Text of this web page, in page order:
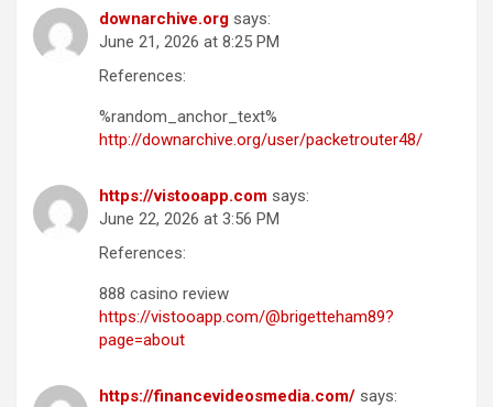
downarchive.org says:
June 21, 2026 at 8:25 PM
References:
%random_anchor_text%
http://downarchive.org/user/packetrouter48/
https://vistooapp.com says:
June 22, 2026 at 3:56 PM
References:
888 casino review
https://vistooapp.com/@brigetteham89?
page=about
https://financevideosmedia.com/ says: